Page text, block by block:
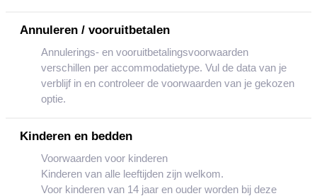
Annuleren / vooruitbetalen
Annulerings- en vooruitbetalingsvoorwaarden
verschillen per accommodatietype. Vul de data van je
verblijf in en controleer de voorwaarden van je gekozen
optie.
Kinderen en bedden
Voorwaarden voor kinderen
Kinderen van alle leeftijden zijn welkom.
Voor kinderen van 14 jaar en ouder worden bij deze